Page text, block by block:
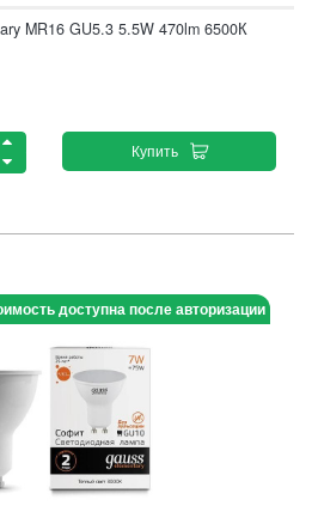
MR16 GU5.3 5.5W 470lm 6500К
Купить
доступна после авторизации